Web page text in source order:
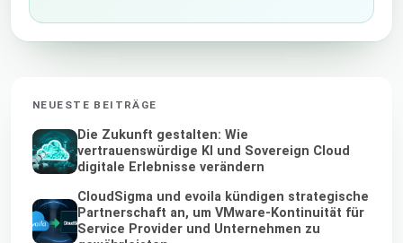
NEUESTE BEITRÄGE
Die Zukunft gestalten: Wie
vertrauenswürdige KI und Sovereign Cloud
digitale Erlebnisse verändern
CloudSigma und evoila kündigen strategische
Partnerschaft an, um VMware-Kontinuität für
Service Provider und Unternehmen zu